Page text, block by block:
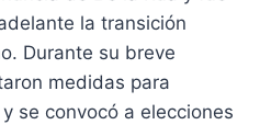
la transición
Durante su breve
medidas para
se convocó a elecciones